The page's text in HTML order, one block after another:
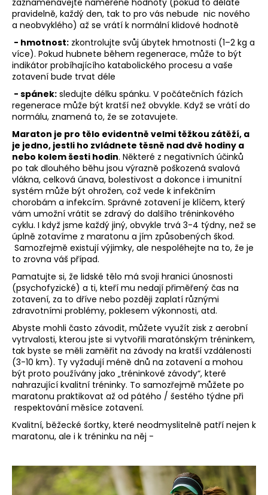
zaznamenávejte naměřené hodnoty (pokud to děláte
pravidelně, každý den, tak to pro vás nebude nic nového
a neobvyklého) až se vrátí k normální klidové hodnotě
- hmotnost: zkontrolujte svůj úbytek hmotnosti (1–2 kg a
více). Pokud hubnete během regenerace, může to být
indikátor probíhajícího katabolického procesu a vaše
zotavení bude trvat déle
- spánek: sledujte délku spánku. V počátečních fázích
regenerace může být kratší než obvykle. Když se vrátí do
normálu, znamená to, že se zotavujete.
Maraton je pro tělo evidentně velmi těžkou zátěží, a
je jedno, jestli ho zvládnete těsně nad dvě hodiny a
nebo kolem šesti hodin. Některé z negativních účinků
po tak dlouhého běhu jsou výrazně poškozená svalová
vlákna, celková únava, bolestivost a dokonce i imunitní
systém může být ohrožen, což vede k infekčním
chorobám a infekcím. Správné zotavení je klíčem, který
vám umožní vrátit se zdravý do dalšího tréninkového
cyklu. I když jsme každý jiný, obvykle trvá 3-4 týdny, než se
úplně zotavíme z maratonu a jím způsobených škod.
Samozřejmě existují výjimky, ale nespoléhejte na to, že je
to zrovna váš případ.
Pamatujte si, že lidské tělo má svoji hranici únosnosti
(psychofyzické) a ti, kteří mu nedají přiměřený čas na
zotavení, za to dříve nebo později zaplatí různými
zdravotními problémy, poklesem výkonnosti, atd.
Abyste mohli často závodit, můžete využít zisk z aerobní
vytrvalosti, kterou jste si vytvořili maratónským tréninkem,
tak byste se měli zaměřit na závody na kratší vzdálenosti
(3-10 km). Ty vyžadují méně dnů na zotavení a mohou
být proto používány jako „tréninkové závody“, které
nahrazující kvalitní tréninky. To samozřejmě můžete po
maratonu praktikovat až od pátého / šestého týdne při
respektování měsíce zotavení.
Kvalitní, běžecké šortky, které neodmyslitelně patří nejen k
maratonu, ale i k tréninku na něj -